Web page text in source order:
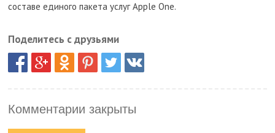
составе единого пакета услуг Apple One.
Поделитесь с друзьями
Комментарии закрыты